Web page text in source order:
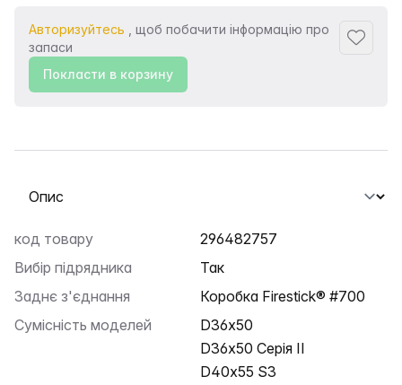
Авторизуйтесь , щоб побачити інформацію про
запаси
Покласти в корзину
Виберіть вкладку
код товару
296482757
Вибір підрядника
Так
Заднє з'єднання
Коробка Firestick® #700
Сумісність моделей
D36x50
D36x50 Серія II
D40x55 S3